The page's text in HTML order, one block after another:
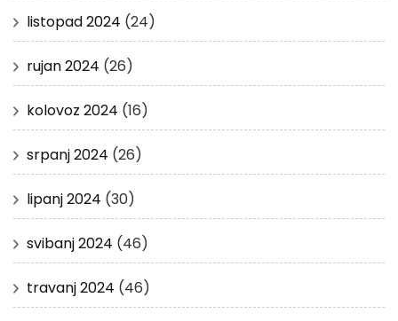
listopad 2024 (24)
rujan 2024 (26)
kolovoz 2024 (16)
srpanj 2024 (26)
lipanj 2024 (30)
svibanj 2024 (46)
travanj 2024 (46)